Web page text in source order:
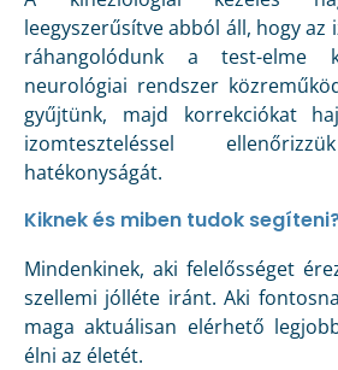
leegyszerűsítve abból áll, hogy az
ráhangolódunk a test-elme
neurológiai rendszer
gyűjtünk, majd korrekciókat
izomteszteléssel
hatékonyságát.
Kiknek és miben tudok
Mindenkinek, aki felelősséget
szellemi jólléte iránt. Aki
maga aktuálisan elérhető
élni az életét.